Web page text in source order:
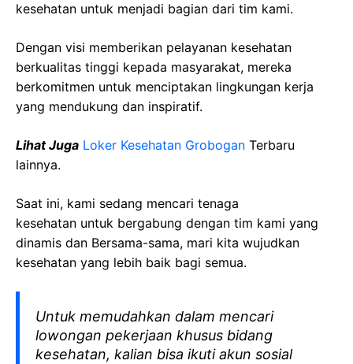
kesehatan untuk menjadi bagian dari tim kami.
Dengan visi memberikan pelayanan kesehatan
berkualitas tinggi kepada masyarakat, mereka
berkomitmen untuk menciptakan lingkungan kerja
yang mendukung dan inspiratif.
Lihat Juga Loker Kesehatan Grobogan Terbaru
lainnya.
Saat ini, kami sedang mencari tenaga
kesehatan untuk bergabung dengan tim kami yang
dinamis dan Bersama-sama, mari kita wujudkan
kesehatan yang lebih baik bagi semua.
Untuk memudahkan dalam mencari
lowongan pekerjaan khusus bidang
kesehatan, kalian bisa ikuti akun sosial